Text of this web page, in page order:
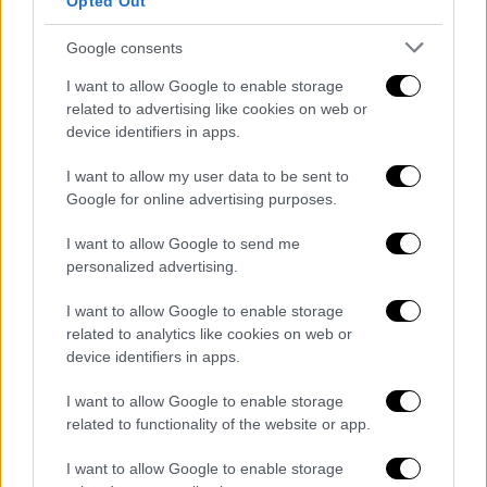
Google consents
I want to allow Google to enable storage
related to advertising like cookies on web or
device identifiers in apps.
I want to allow my user data to be sent to
Google for online advertising purposes.
I want to allow Google to send me
personalized advertising.
I want to allow Google to enable storage
related to analytics like cookies on web or
device identifiers in apps.
I want to allow Google to enable storage
related to functionality of the website or app.
I want to allow Google to enable storage
Θερμοκρασία: Από 09 έως 26 βαθμούς
Κελσίου. Στη δυτική Μακεδονία 2 με 3
ΝΗΣΙΑ ΙΟΝΙΟΥ, ΗΠΕΙΡΟΣ, ΔΥΤΙΚΗ ΣΤΕΡΕΑ,
ΔΥΤΙΚΗ ΠΕΛΟΠΟΝΝΗΣΟΣ
Καιρός: Γενικά αίθριος, με παροδικές αραιές
νεφώσεις.
Ανεμοι: Μεταβλητοί 3 με 4 και βαθμιαία από
δυτικές διευθύνσεις τοπικά 5 μποφόρ.
Κελσίου. Στο εσωτερικό της Ηπείρου 2 με 3
βαθμούς χαμηλότερη.
ΘΕΣΣΑΛΙΑ, ΑΝΑΤΟΛΙΚΗ ΣΤΕΡΕΑ,
ΑΝΑΤΟΛΙΚΗ ΠΕΛΟΠΟΝΝΗΣΟΣ
νεφώσεις.